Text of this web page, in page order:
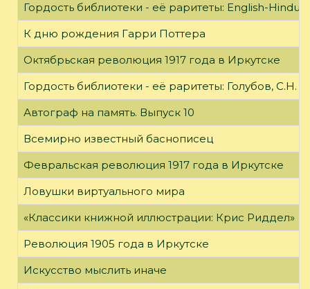
Гордость библиотеки - её раритеты: English-
К дню рождения Гарри Поттера
Октябрьская революция 1917 года в Иркутске
Гордость библиотеки - её раритеты: Голубов, С.Н.
Автограф на память. Выпуск 10
Всемирно известный баснописец
Февральская революция 1917 года в Иркутске
Ловушки виртуального мира
«Классики книжной иллюстрации: Крис Риддел»
Революция 1905 года в Иркутске
Искусство мыслить иначе